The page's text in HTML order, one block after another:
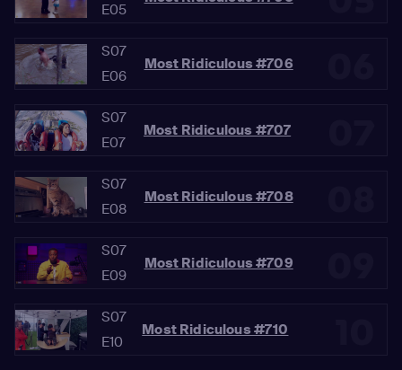
E05
S07
E06
Most Ridiculous #706
S07
E07
Most Ridiculous #707
S07
E08
Most Ridiculous #708
S07
E09
Most Ridiculous #709
S07
E10
Most Ridiculous #710